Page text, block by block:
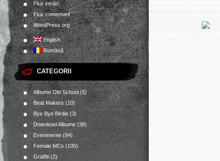
Flux intrări
Flux comentarii
WordPress.org
English
Română
CATEGORII
Albume Old School(5)
Beat Makers(10)
Bye Bye Birdie(3)
Download Albume (38)
Evenimente (94)
Female MCs (105)
Graffiti (2)